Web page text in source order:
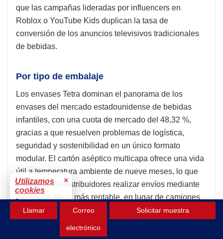
que las campañas lideradas por influencers en
Roblox o YouTube Kids duplican la tasa de
conversión de los anuncios televisivos tradicionales
de bebidas.
Por tipo de embalaje
Los envases Tetra dominan el panorama de los
envases del mercado estadounidense de bebidas
infantiles, con una cuota de mercado del 48,32 %,
gracias a que resuelven problemas de logística,
seguridad y sostenibilidad en un único formato
modular. El cartón aséptico multicapa ofrece una vida
útil a temperatura ambiente de nueve meses, lo que
permite a los distribuidores realizar envíos mediante
transporte seco, más rentable, en lugar de camiones
refrigerados, lo que supone un ahorro de
Informe de Economía de Línea de 2024 de PMMI. Los
Llamar Correo
electrónico
Solicitar muestra
Utilizamos
cookies
×
Para mejorar tu
experiencia.